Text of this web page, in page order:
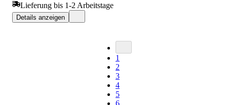
Lieferung bis 1-2 Arbeitstage
Details anzeigen
1
2
3
4
5
6